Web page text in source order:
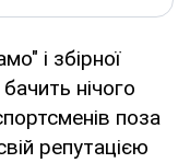
і збірної
нічого
поза
репутацією